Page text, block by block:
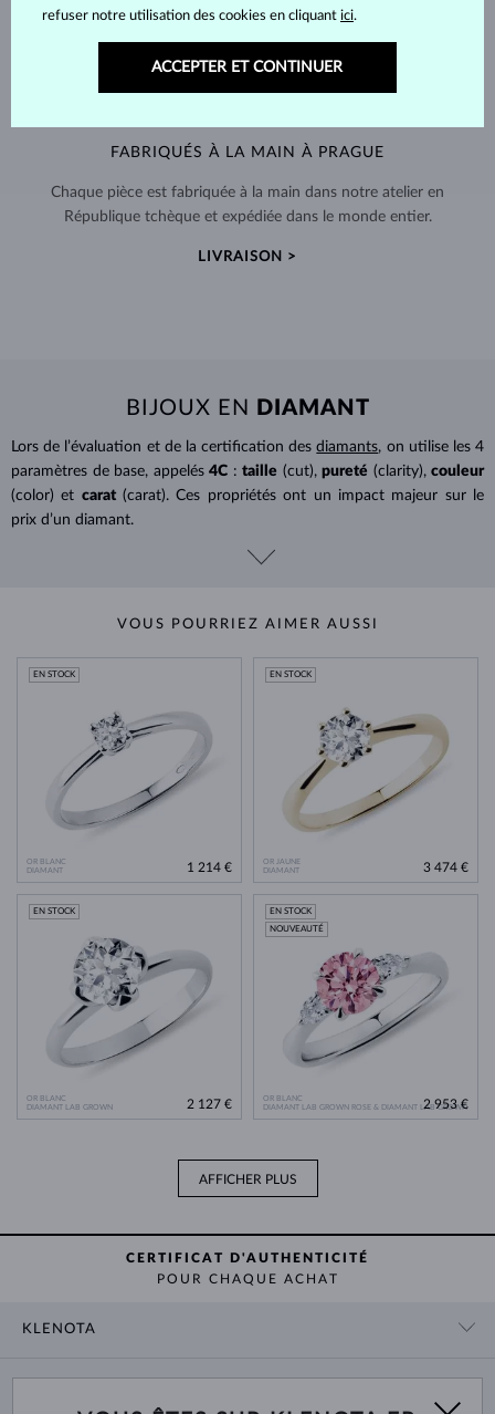
FABRIQUÉS À LA MAIN À PRAGUE
Chaque pièce est fabriquée à la main dans notre atelier en
République tchèque et expédiée dans le monde entier.
LIVRAISON >
BIJOUX EN DIAMANT
Lors de l’évaluation et de la certification desdiamants, on utilise les 4
paramètres de base, appelés 4C : taille (cut), pureté (clarity), couleur
(color) et carat (carat). Ces propriétés ont un impact majeur sur le
prix d’un diamant.
VOUS POURRIEZ AIMER AUSSI
OR BLANC
DIAMANT
EN STOCK
1 214 €
OR JAUNE
DIAMANT
EN STOCK
3 474 €
OR BLANC
DIAMANT LAB GROWN
EN STOCK
2 127 €
OR BLANC
DIAMANT LAB GROWN ROSE & DIAMANT LAB GROWN
EN STOCK
NOUVEAUTÉ
2 953 €
AFFICHER PLUS
CERTIFICAT D'AUTHENTICITÉ
POUR CHAQUE ACHAT
KLENOTA
refuser notre utilisation des cookies en cliquant ici.
ACCEPTER ET CONTINUER